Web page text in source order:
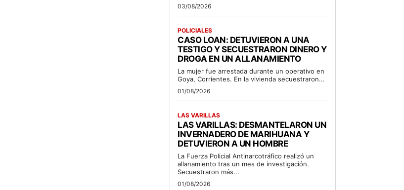
03/08/2026
POLICIALES
CASO LOAN: DETUVIERON A UNA
TESTIGO Y SECUESTRARON DINERO Y
DROGA EN UN ALLANAMIENTO
La mujer fue arrestada durante un operativo en
Goya, Corrientes. En la vivienda secuestraron...
01/08/2026
LAS VARILLAS
LAS VARILLAS: DESMANTELARON UN
INVERNADERO DE MARIHUANA Y
DETUVIERON A UN HOMBRE
La Fuerza Policial Antinarcotráfico realizó un
allanamiento tras un mes de investigación.
Secuestraron más...
01/08/2026